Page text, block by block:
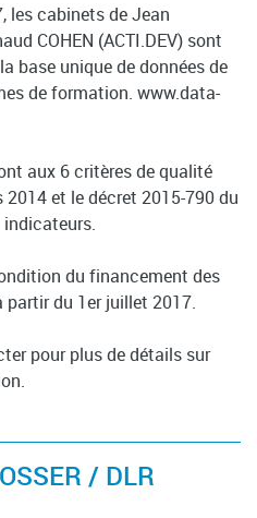
les cabinets de Jean
COHEN (ACTI.DEV) sont
base unique de données de
de formation. www.data-
aux 6 critères de qualité
et le décret 2015-790 du
indicateurs.
du financement des
partir du 1er juillet 2017.
pour plus de détails sur
/ DLR